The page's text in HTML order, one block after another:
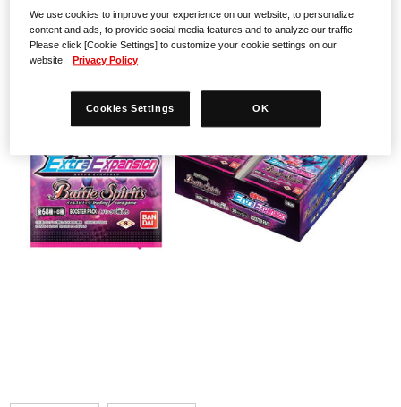
We use cookies to improve your experience on our website, to personalize
content and ads, to provide social media features and to analyze our traffic.
Please click [Cookie Settings] to customize your cookie settings on our
website.
Privacy Policy
Cookies Settings OK